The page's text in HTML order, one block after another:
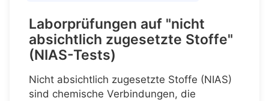
Laborprüfungen auf "nicht
absichtlich zugesetzte Stoffe"
(NIAS-Tests)
Nicht absichtlich zugesetzte Stoffe (NIAS)
sind chemische Verbindungen, die